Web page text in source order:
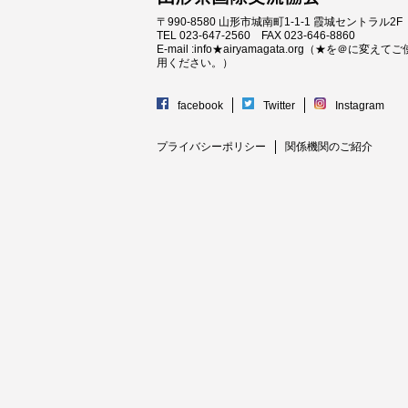
〒990-8580 山形市城南町1-1-1 霞城セントラル2F
TEL 023-647-2560 FAX 023-646-8860
E-mail :info★airyamagata.org（★を＠に変えてご
用ください。）
facebook Twitter Instagram
プライバシーポリシー 関係機関のご紹介